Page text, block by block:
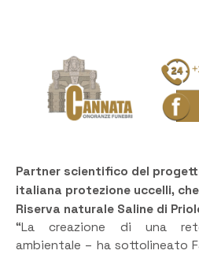
Partner scientifico del
italiana protezione uccelli,
Riserva naturale Saline di
“La creazione di una
ambientale – ha sottolineato